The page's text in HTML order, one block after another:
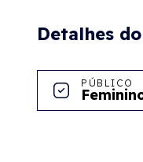
Detalhes
PÚBLICO